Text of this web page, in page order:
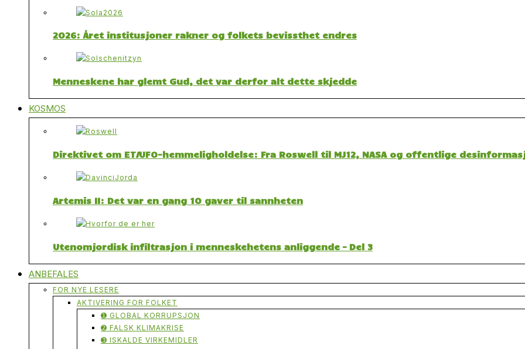
2026: Året institusjoner rakner og folkets bevissthet endres
Menneskene har glemt Gud, det var derfor alt dette skjedde
KOSMOS
Direktivet om ET/UFO-hemmeligholdelse: Fra Roswell til MJ12, NASA og offentlige
Artemis II: Det var en gang 10 gaver til sannheten
Utenomjordisk infiltrasjon i menneskehetens anliggende – Del 3
ANBEFALES
FOR NYE LESERE
AKTIVERING FOR FOLKET
➊ GLOBAL KORRUPSJON
➋ FALSK KLIMAKRISE
➌ ISKALDE VIRKEMIDLER